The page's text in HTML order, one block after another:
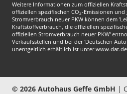
Weitere Informationen zum offiziellen
offiziellen spezifischen CO2-Emissionen und
Stromverbrauch neuer PKW können dem
Kraftstoffverbrauch, die offiziellen
offiziellen Stromverbrauch neuer PKW'
Verkaufsstellen und bei der 'Deutschen
unentgeltlich erhältlich ist unter
© 2026 Autohaus Geffe GmbH |